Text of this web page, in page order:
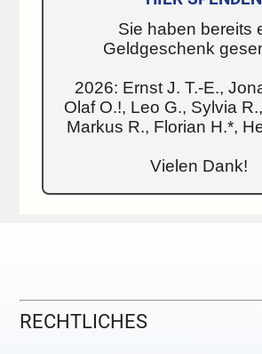
Sie haben bereits
Geldgeschenk
2026: Ernst J. T.-E.,
Olaf O.!, Leo G., Sylvia
Markus R., Florian H.*,
Vielen Dank!
RECHTLICHES